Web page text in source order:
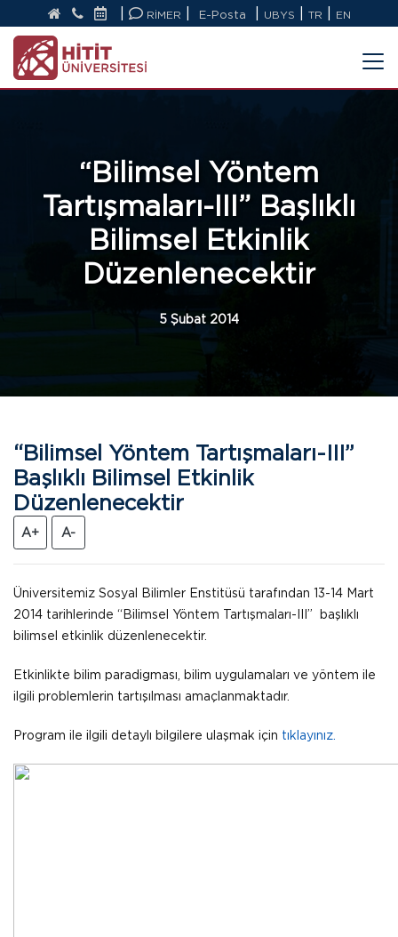
RİMER E-Posta UBYS TR EN
“Bilimsel Yöntem
Tartışmaları-III” Başlıklı
Bilimsel Etkinlik
Düzenlenecektir
5 Şubat 2014
“Bilimsel Yöntem Tartışmaları-III”
Başlıklı Bilimsel Etkinlik
Düzenlenecektir
A+ A-
Üniversitemiz Sosyal Bilimler Enstitüsü tarafından 13-14 Mart
2014 tarihlerinde “Bilimsel Yöntem Tartışmaları-III” başlıklı
bilimsel etkinlik düzenlenecektir.
Etkinlikte bilim paradigması, bilim uygulamaları ve yöntem ile
ilgili problemlerin tartışılması amaçlanmaktadır.
Program ile ilgili detaylı bilgilere ulaşmak için tıklayınız.